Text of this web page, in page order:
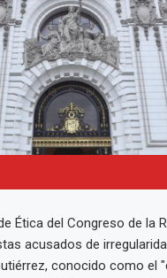
Ética del Congreso de la
acusados de
conocido como el